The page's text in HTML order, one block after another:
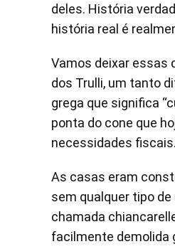
deles. História
história real é
Vamos deixar essas
dos Trulli, um tanto
grega que significa
ponta do cone que
necessidades
As casas eram
sem qualquer tipo
chamada
facilmente demolida